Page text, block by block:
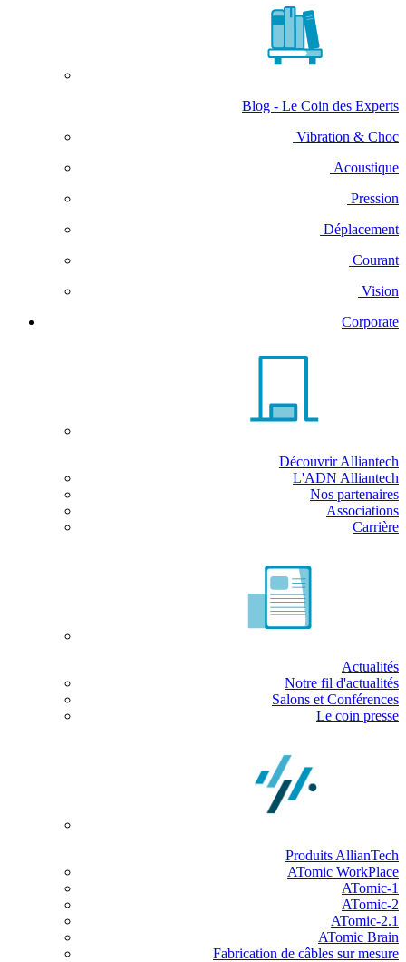
Blog - Le Coin des Experts
Vibration & Choc
Acoustique
Pression
Déplacement
Courant
Vision
Corporate
Découvrir Alliantech
L'ADN Alliantech
Nos partenaires
Associations
Carrière
Actualités
Notre fil d'actualités
Salons et Conférences
Le coin presse
Produits AllianTech
ATomic WorkPlace
ATomic-1
ATomic-2
ATomic-2.1
ATomic Brain
Fabrication de câbles sur mesure